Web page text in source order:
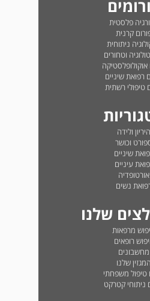
פלסטית
קרנית
ניתוחית
וטחורים
אוקולופלסטיקה
רפואת שיניים
טיפולי רשתית
היריון ולידה
וכושר
שיניים
עיניים
אורטופדיה
נשים
שלנו
מרפאות
רופאים
מחשבונים
המגזין שלנו
טיפול משפחתי
ניתוחי קטרקט